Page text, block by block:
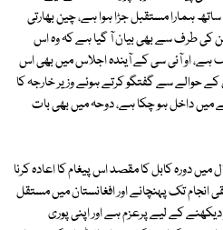
ہمارا مستقبل جڑا ہوا ہے، چین بھارتی
طرف سے بھی بیان آ گیا ہے کہ وہ اس
او آئی سی کے آیندہ اجلاس میں بھی اس
کے حوالے سے گفتگو کرتے ہوئے وزیر خارجہ کا
میں داخل ہو چکا ہے، دوحہ میں بھی بات
دورہ کابل کا مقصد اس پیغام کا اعادہ کرنا
انجام تک پہنچانے اور افغانستان میں مستقل
کے لیے پرعزم ہے اور اپنی پوری